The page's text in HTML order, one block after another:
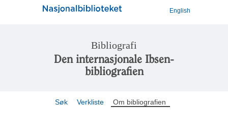
English
Bibliografi
Den internasjonale Ibsen-
bibliografien
Søk Verkliste Om bibliografien